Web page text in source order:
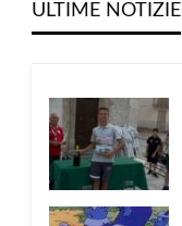
ULTIME NOTIZIE